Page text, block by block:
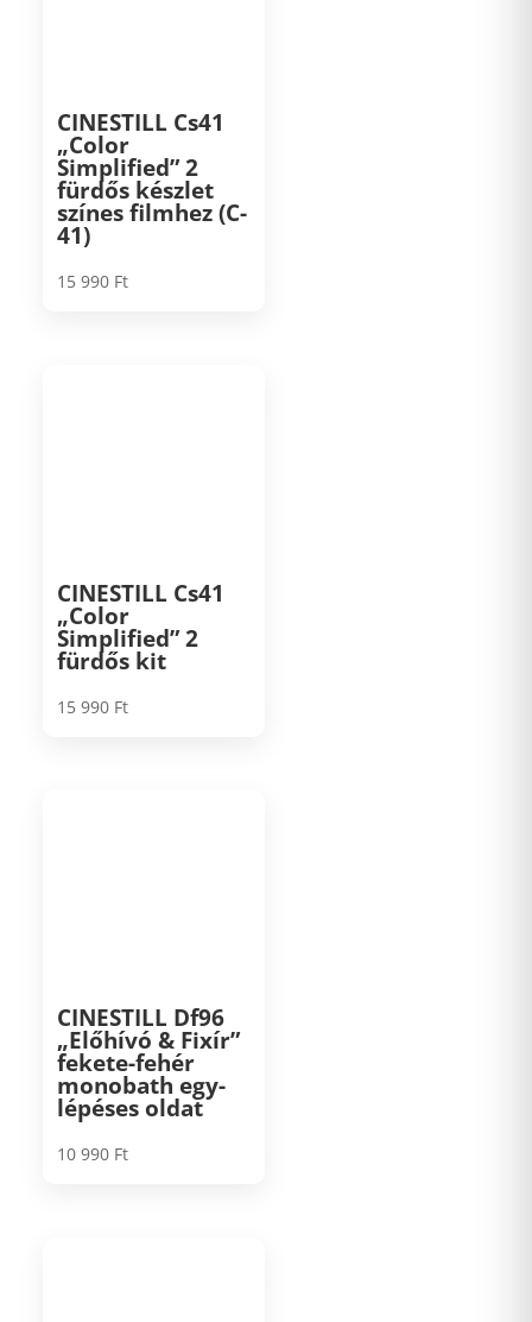
CINESTILL Cs41
„Color
Simplified” 2
fürdős készlet
színes filmhez (C-
41)
15 990 Ft
CINESTILL Cs41
„Color
Simplified” 2
fürdős kit
15 990 Ft
CINESTILL Df96
„Előhívó & Fixír”
fekete-fehér
monobath egy­
lépéses oldat
10 990 Ft